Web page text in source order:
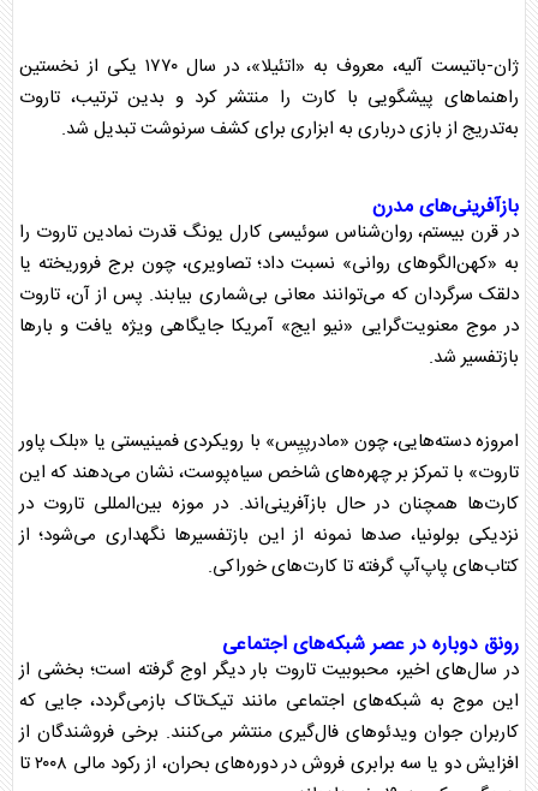
ژان-باتیست آلیه، معروف به «اتئیلا»، در سال ۱۷۷۰ یکی از نخستین
راهنما‌های پیشگویی با کارت را منتشر کرد و بدین ترتیب، تاروت
به‌تدریج از بازی درباری به ابزاری برای کشف سرنوشت تبدیل شد.
بازآفرینی‌های مدرن
در قرن بیستم، روان‌شناس سوئیسی کارل یونگ قدرت نمادینتاروت را
به «کهن‌الگو‌های روانی» نسبت داد؛ تصاویری، چون برج فروریخته یا
دلقک سرگردان که می‌توانند معانی بی‌شماری بیابند. پس از آن، تاروت
در موج معنویت‌گرایی «نیو ایج» آمریکا جایگاهی ویژه یافت و بار‌ها
بازتفسیر شد.
امروزه دسته‌هایی، چون «مادرپیِس» با رویکردی فمینیستی یا «بلک پاور
تاروت» با تمرکز بر چهره‌های شاخص سیاه‌پوست، نشان می‌دهند که این
کارت‌ها همچنان در حال بازآفرینی‌اند. در موزه بین‌المللی تاروت در
نزدیکی بولونیا، صد‌ها نمونه از این بازتفسیر‌ها نگهداری می‌شود؛ از
کتاب‌های پاپ‌آپ گرفته تا کارت‌های خوراکی.
رونق دوباره در عصر شبکه‌های اجتماعی
در سال‌های اخیر، محبوبیتتاروت بار دیگر اوج گرفته است؛ بخشی از
این موج به شبکه‌های اجتماعی مانند تیک‌تاک بازمی‌گردد، جایی که
کاربران جوان ویدئو‌های فال‌گیری منتشر می‌کنند. برخی فروشندگان از
افزایش دو یا سه برابری فروش در دوره‌های بحران، از رکود مالی ۲۰۰۸ تا